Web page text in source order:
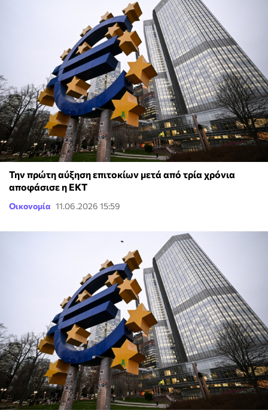
Την πρώτη αύξηση επιτοκίων μετά από τρία χρόνια
αποφάσισε η ΕΚΤ
Οικονομία 11.06.2026 15:59